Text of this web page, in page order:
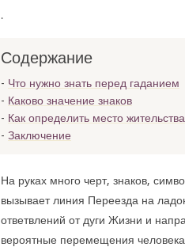
.
Содержание
Что нужно знать перед гаданием
Каково значение знаков
Как определить место жительства
Заключение
На руках много черт, знаков,
вызывает линия Переезда на
ответвлений от дуги Жизни и
вероятные перемещения